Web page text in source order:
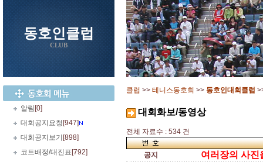
동호인클럽
CLUB
알림 [0]
대회공지요청 [947]
대회공지보기 [898]
코트배정/대진표 [792]
클럽 >> 테니스동호회 >> 동호인대회클럽
대회화보/동영상
전체 자료수 : 534 건
공지 여러장의 사진